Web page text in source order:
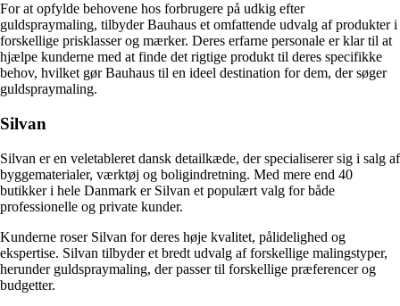
For at opfylde behovene hos forbrugere på udkig efter
guldspraymaling, tilbyder Bauhaus et omfattende udvalg af produkter i
forskellige prisklasser og mærker. Deres erfarne personale er klar til at
hjælpe kunderne med at finde det rigtige produkt til deres specifikke
behov, hvilket gør Bauhaus til en ideel destination for dem, der søger
guldspraymaling.
Silvan
Silvan er en veletableret dansk detailkæde, der specialiserer sig i salg af
byggematerialer, værktøj og boligindretning. Med mere end 40
butikker i hele Danmark er Silvan et populært valg for både
professionelle og private kunder.
Kunderne roser Silvan for deres høje kvalitet, pålidelighed og
ekspertise. Silvan tilbyder et bredt udvalg af forskellige malingstyper,
herunder guldspraymaling, der passer til forskellige præferencer og
budgetter.